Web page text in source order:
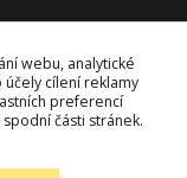
webu, analytické
cílení reklamy
preferencí
části stránek.